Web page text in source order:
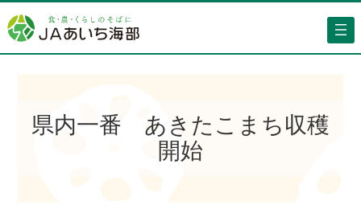
容
を
県内一番 あきたこまち収穫
開始